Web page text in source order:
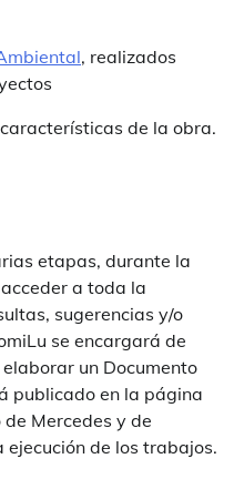
, realizados
de la obra.
etapas, durante la
a toda la
sugerencias y/o
se encargará de
un Documento
publicado en la página
Mercedes y de
de los trabajos.